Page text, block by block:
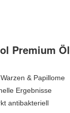
Premium Öl
& Papillome
Ergebnisse
antibakteriell